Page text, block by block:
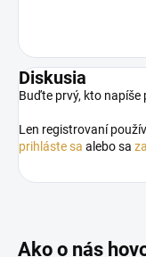
Diskusia
Buďte prvý, kto napíše
Len registrovaní
prihláste sa alebo sa